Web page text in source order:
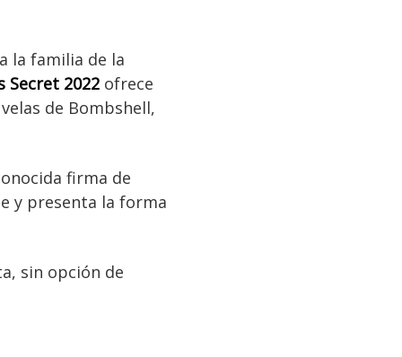
la familia de la
Secret 2022 ofrece
de Bombshell,
firma de
y presenta la forma
sin opción de